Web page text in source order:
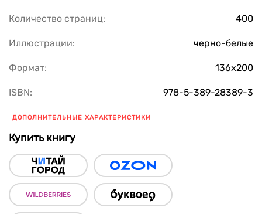
Количество страниц: 400
Иллюстрации: черно-белые
Формат: 136x200
ISBN: 978-5-389-28389-3
ДОПОЛНИТЕЛЬНЫЕ ХАРАКТЕРИСТИКИ
Купить книгу